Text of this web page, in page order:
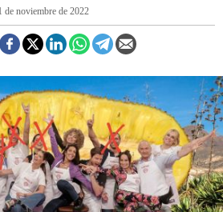
REGISTRO
INICIAR SESIÓN
de noviembre de 2022